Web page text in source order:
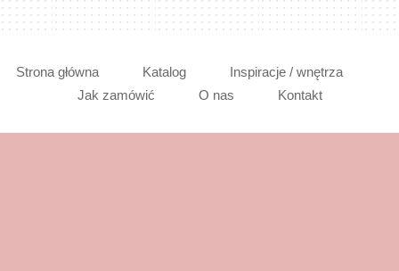
Strona główna Katalog
Inspiracje / wnętrza
Jak zamówić
O nas Kontakt